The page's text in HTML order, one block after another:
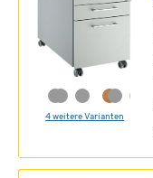
4 weitere Varianten